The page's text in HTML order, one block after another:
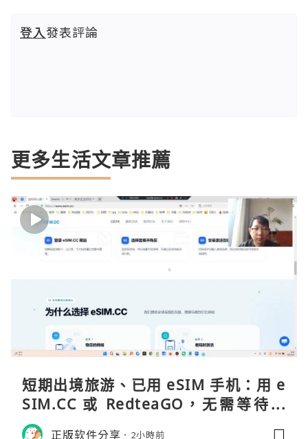
登入發表評論
更多生活文章推薦
短期出境旅游、已用 eSIM 手机：用 e
SIM.CC 或 RedteaGO，无需等待收
货。需要“当地号码 + 通话短信”（如
正版软件分享 2小時前